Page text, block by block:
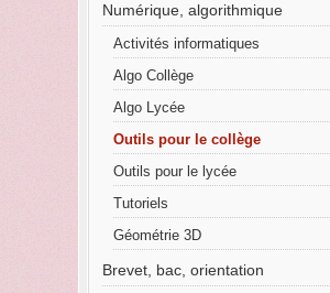
Numérique, algorithmique
Activités informatiques
Algo Collège
Algo Lycée
Outils pour le collège
Outils pour le lycée
Tutoriels
Géométrie 3D
Brevet, bac, orientation